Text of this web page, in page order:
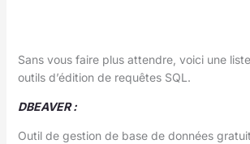
Sans vous faire plus attendre, voici une
outils d’édition de requêtes SQL.
DBEAVER :
Outil de gestion de base de données